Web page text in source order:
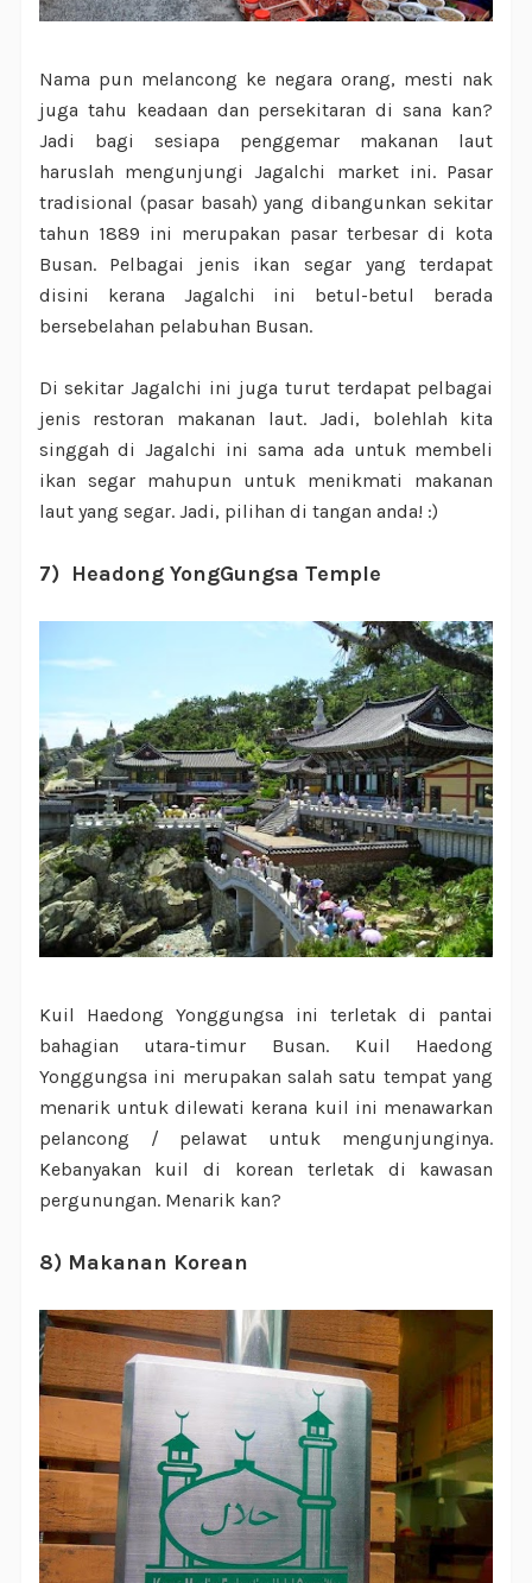
Nama pun melancong ke negara orang, mesti nak
juga tahu keadaan dan persekitaran di sana kan?
Jadi bagi sesiapa penggemar makanan laut
haruslah mengunjungi Jagalchi market ini. Pasar
tradisional (pasar basah) yang dibangunkan sekitar
tahun 1889 ini merupakan pasar terbesar di kota
Busan. Pelbagai jenis ikan segar yang terdapat
disini kerana Jagalchi ini betul-betul berada
bersebelahan pelabuhan Busan.
Di sekitar Jagalchi ini juga turut terdapat pelbagai
jenis restoran makanan laut. Jadi, bolehlah kita
singgah di Jagalchi ini sama ada untuk membeli
ikan segar mahupun untuk menikmati makanan
laut yang segar. Jadi, pilihan di tangan anda! :)
7) Headong YongGungsa Temple
Kuil Haedong Yonggungsa ini terletak di pantai
bahagian utara-timur Busan. Kuil Haedong
Yonggungsa ini merupakan salah satu tempat yang
menarik untuk dilewati kerana kuil ini menawarkan
pelancong / pelawat untuk mengunjunginya.
Kebanyakan kuil di korean terletak di kawasan
pergunungan. Menarik kan?
8) Makanan Korean